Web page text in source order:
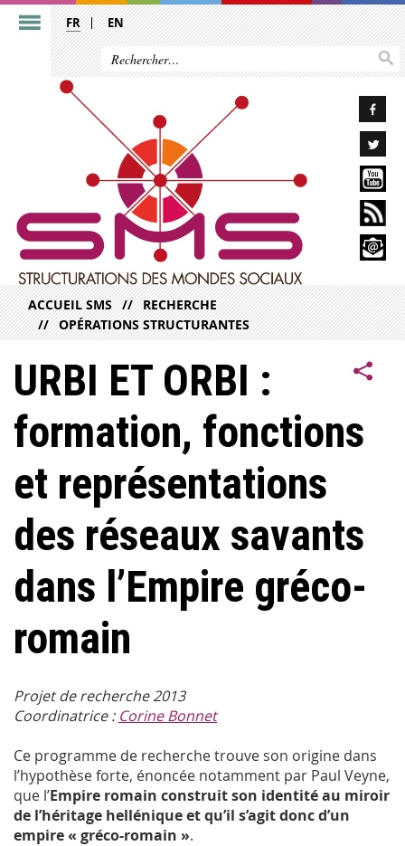
FR EN
ACCUEIL SMS
RECHERCHE
OPÉRATIONS STRUCTURANTES
URBI ET ORBI :
formation, fonctions
et représentations
des réseaux savants
dans l’Empire gréco-
romain
Projet de recherche 2013
Coordinatrice : Corine Bonnet
Ce programme de recherche trouve son origine dans
l’hypothèse forte, énoncée notamment par Paul Veyne,
que l’Empire romain construit son identité au miroir
de l’héritage hellénique et qu’il s’agit donc d’un
empire « gréco-romain ».